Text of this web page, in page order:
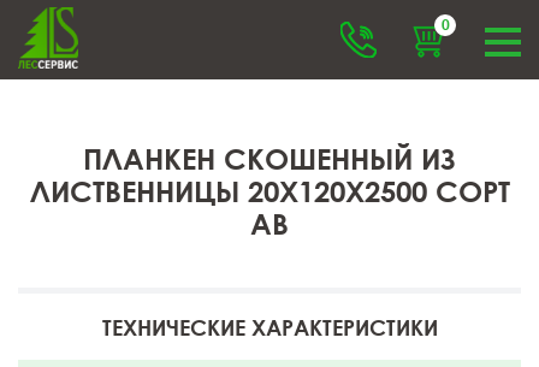
0
ПЛАНКЕН СКОШЕННЫЙ ИЗ
ЛИСТВЕННИЦЫ 20X120X2500 СОРТ
АB
ТЕХНИЧЕСКИЕ ХАРАКТЕРИСТИКИ